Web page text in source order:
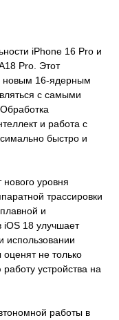
iPhone 16 Pro и
Pro. Этот
новым 16-ядерным
с самыми
и работа с
быстро и
уровня
трассировки
и
iOS 18 улучшает
использовании
не только
устройства на
работы в